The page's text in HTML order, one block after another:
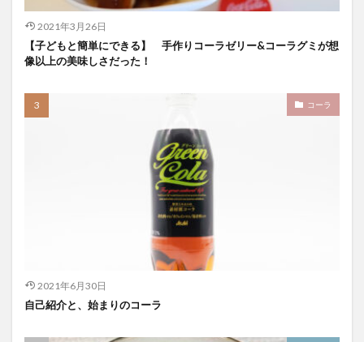
2021年3月26日
【子どもと簡単にできる】 手作りコーラゼリー&コーラグミが想
像以上の美味しさだった！
コーラ
2021年6月30日
自己紹介と、始まりのコーラ